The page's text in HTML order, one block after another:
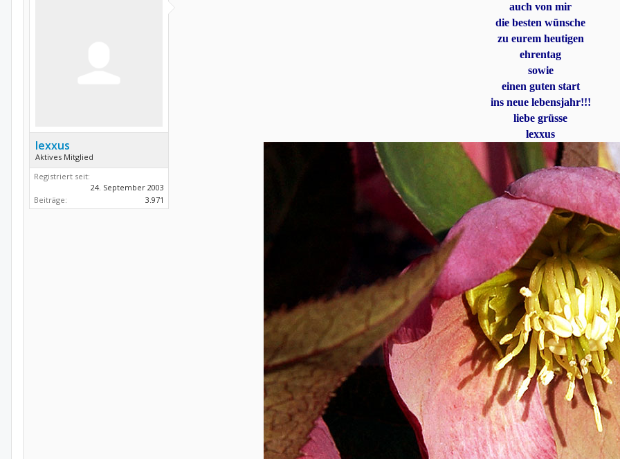
lexxus
Aktives Mitglied
Registriert seit:
24. September 2003
Beiträge:
3.971
auch von mir
die besten wünsche
zu eurem heutigen
ehrentag
sowie
einen guten start
ins neue lebensjahr!!!
liebe grüsse
lexxus